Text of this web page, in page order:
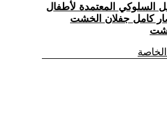
السلوكي المعتمدة لأطفال
كامل جفلان الخشت